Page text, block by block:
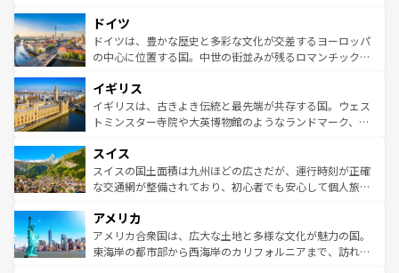
せる。地方によって風土や気候が異なるスペインはその個
性で訪れる人を魅了する。 なお、新着のスペイン情報は コ
ンテンツ一覧を参照してほしい。
で、幅広い魅力が詰まっている。華麗な宮殿、歴史的な大
聖堂、美しいビーチ、そして豊かな自然が、訪れる者を心
から魅了する。また、フランスは美食の国としても知ら
いる。シャンパンの発祥地であるランス、プロヴァンスの
香り高いラベンダー畑など、多彩な楽しみ方が可能だ。さ
らに、パリ以外の地域にも魅力が溢れており、どの街角に
れる地方に足を運ぶとそれぞれで全く異なる文化を体験で
きるだろう。 なお、新着のフランス情報はコンテンツ一覧
を参照してほしい。
ドイツ
ドイツは、豊かな歴史と多彩な文化が交差するヨーロッパ
の中心に位置する国。中世の街並みが残るロマンチック街
顔を持つこの国は、どこを歩いても飽きることがない。ベ
ルリンの文化的活気、バイエルン州のアルプスの絶景、そ
してライン川沿いのワイン畑といった風景は必見。ビール
は、お酒好きな人にはぜひ体験してほしい。 なお、新着の
ドイツ情報はコンテンツ一覧を参照してほしい。
イギリス
イギリスは、古きよき伝統と最先端が共存する国。ウェス
トミンスター寺院や大英博物館のようなランドマーク、歴
リアごとに異なる魅力がある。また、優雅なアフタヌーン
ティー、ビール好きにはたまらない英国パブ、サッカー観
戦など、本場だからこそできる体験も豊富。イギリスを旅
ンツ一覧を参照してほしい。
スイス
スイスの国土面積は九州ほどの広さだが、運行時刻が正確
な交通網が整備されており、初心者でも安心して個人旅行
の建物がそのまま残る町や、スイスならではのユニークな
博物館もあり、アルプス観光だけでなく町歩きも満喫する
ことができる。国民の所得が高いため物価も高いが、旅行
アメリカ
アメリカ合衆国は、広大な土地と多様な文化が魅力の国。
東海岸の都市部から西海岸のカリフォルニアまで、訪れる